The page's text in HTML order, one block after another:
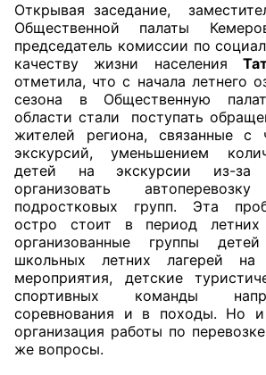
Общественные советы при
органах федеральных органов
исполнительной власти
Общественные советы по
независимой оценки качества
оказания услуг
О Палате
Структура Палаты
Комиссии
Экспертный совет ОП КО
Совет ОП КО
Открывая заседание,
Общественной палаты
председатель комиссии по
качеству жизни населения
отметила, что с начала летнего
сезона в Общественную
области стали поступать
жителей региона, связанные с
экскурсий, уменьшением
детей на экскурсии из-за
организовать
подростковых групп. Эта
остро стоит в период летних
организованные группы
школьных летних лагерей на
мероприятия, детские
спортивных команды
соревнования и в походы. Но и
организация работы по
же вопросы.